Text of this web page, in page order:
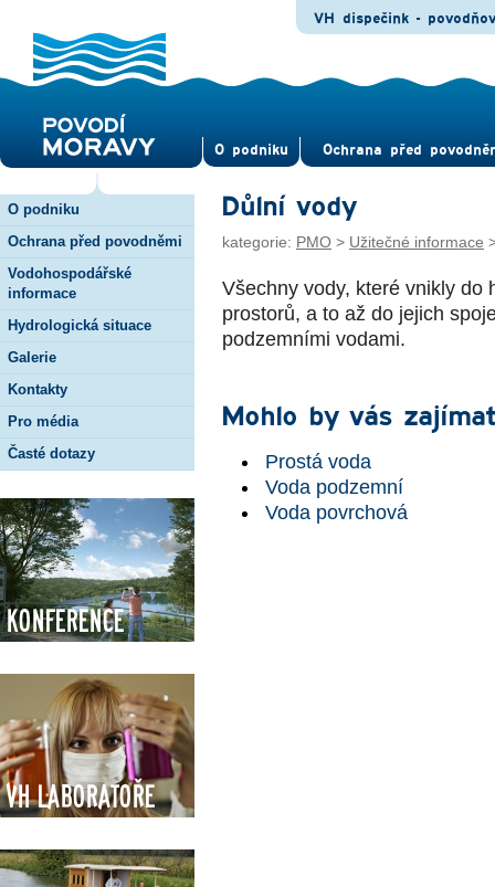
O pod­niku Ochrana před
VH dispečink -
O podniku
Ochrana před povodněmi
Vodohospodářské
informace
Hydrologická situace
Galerie
Kontakty
Pro média
Časté dotazy
Konference
VH Laboratoře
Důlní vody
kategorie: PMO > Užitečné informace
Všechny vody, které vnikly do
prostorů, a to až do jejich
podzemními vodami.
Mohlo by vás
Prostá voda
Voda podzemní
Voda povrchová